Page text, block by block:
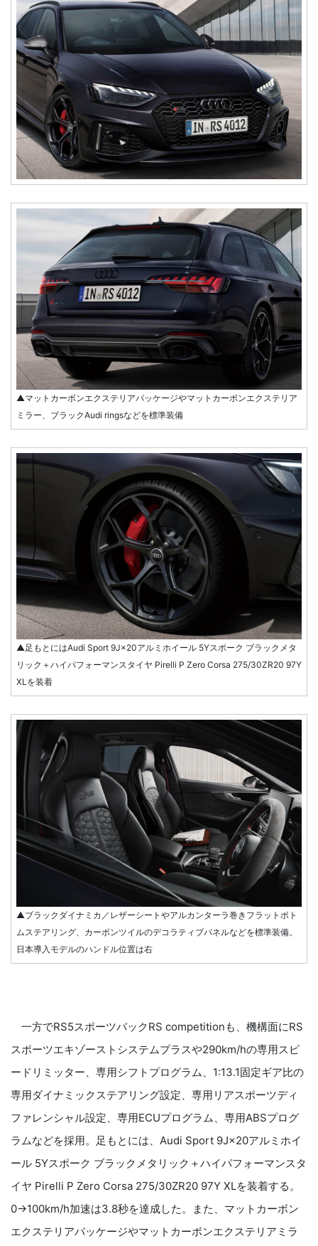
▲マットカーボンエクステリアパッケージやマットカーボンエクステリア
ミラー、ブラックAudi ringsなどを標準装備
▲足もとにはAudi Sport 9J×20アルミホイール 5Yスポーク ブラックメタ
リック＋ハイパフォーマンスタイヤ Pirelli P Zero Corsa 275/30ZR20 97Y
XLを装着
▲ブラックダイナミカ／レザーシートやアルカンターラ巻きフラットボト
ムステアリング、カーボンツイルのデコラティブパネルなどを標準装備。
日本導入モデルのハンドル位置は右
一方でRS5スポーツバックRS competitionも、機構面にRS
スポーツエキゾーストシステムプラスや290km/hの専用スピ
ードリミッター、専用シフトプログラム、1:13.1固定ギア比の
専用ダイナミックステアリング設定、専用リアスポーツディ
ファレンシャル設定、専用ECUプログラム、専用ABSプログ
ラムなどを採用。足もとには、Audi Sport 9J×20アルミホイ
ール 5Yスポーク ブラックメタリック＋ハイパフォーマンスタ
イヤ Pirelli P Zero Corsa 275/30ZR20 97Y XLを装着する。
0→100km/h加速は3.8秒を達成した。また、マットカーボン
エクステリアパッケージやマットカーボンエクステリアミラ